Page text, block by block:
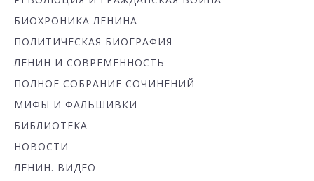
БИОХРОНИКА ЛЕНИНА
ПОЛИТИЧЕСКАЯ БИОГРАФИЯ
ЛЕНИН И СОВРЕМЕННОСТЬ
ПОЛНОЕ СОБРАНИЕ СОЧИНЕНИЙ
МИФЫ И ФАЛЬШИВКИ
БИБЛИОТЕКА
НОВОСТИ
ЛЕНИН. ВИДЕО